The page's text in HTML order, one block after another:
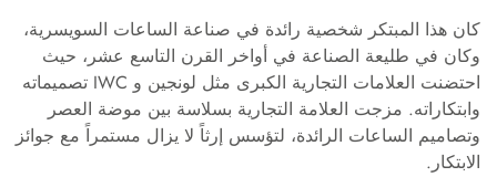
كان هذا المبتكر شخصية رائدة في صناعة الساعات السويسرية،
وكان في طليعة الصناعة في أواخر القرن التاسع عشر، حيث
احتضنت العلامات التجارية الكبرى مثل لونجين و IWC تصميماته
وابتكاراته. مزجت العلامة التجارية بسلاسة بين موضة العصر
وتصاميم الساعات الرائدة، لتؤسس إرثاً لا يزال مستمراً مع جوائز
الابتكار.